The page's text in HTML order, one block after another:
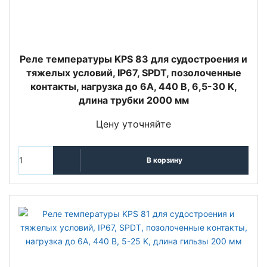
Реле температуры KPS 83 для судостроения и
тяжелых условий, IP67, SPDT, позолоченные
контакты, нагрузка до 6А, 440 В, 6,5-30 K,
длина трубки 2000 мм
Цену уточняйте
В корзину